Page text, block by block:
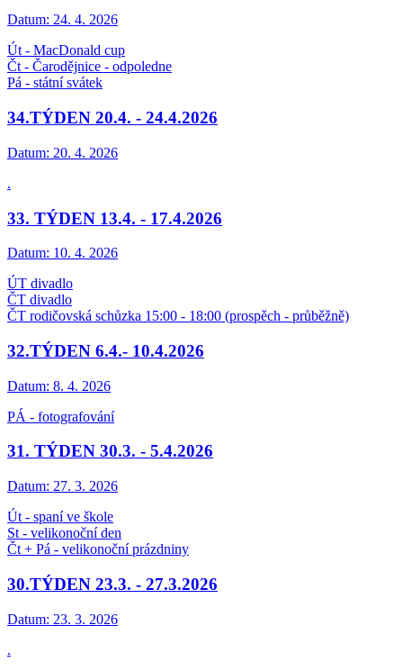
Datum: 24. 4. 2026
Út - MacDonald cup
Čt - Čarodějnice - odpoledne
Pá - státní svátek
34.TÝDEN 20.4. - 24.4.2026
Datum: 20. 4. 2026
.
33. TÝDEN 13.4. - 17.4.2026
Datum: 10. 4. 2026
ÚT divadlo
ČT divadlo
ČT rodičovská schůzka 15:00 - 18:00 (prospěch - průběžně)
32.TÝDEN 6.4.- 10.4.2026
Datum: 8. 4. 2026
PÁ - fotografování
31. TÝDEN 30.3. - 5.4.2026
Datum: 27. 3. 2026
Út - spaní ve škole
St - velikonoční den
Čt + Pá - velikonoční prázdniny
30.TÝDEN 23.3. - 27.3.2026
Datum: 23. 3. 2026
.